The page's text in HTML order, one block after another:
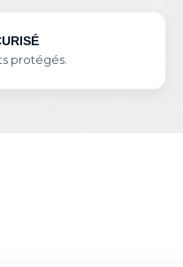
protégés.